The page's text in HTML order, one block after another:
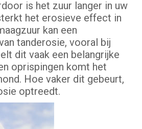
is het zuur langer in uw
het erosieve effect in
kan een
tanderosie, vooral bij
dit vaak een belangrijke
oprispingen komt het
Hoe vaker dit gebeurt,
optreedt.